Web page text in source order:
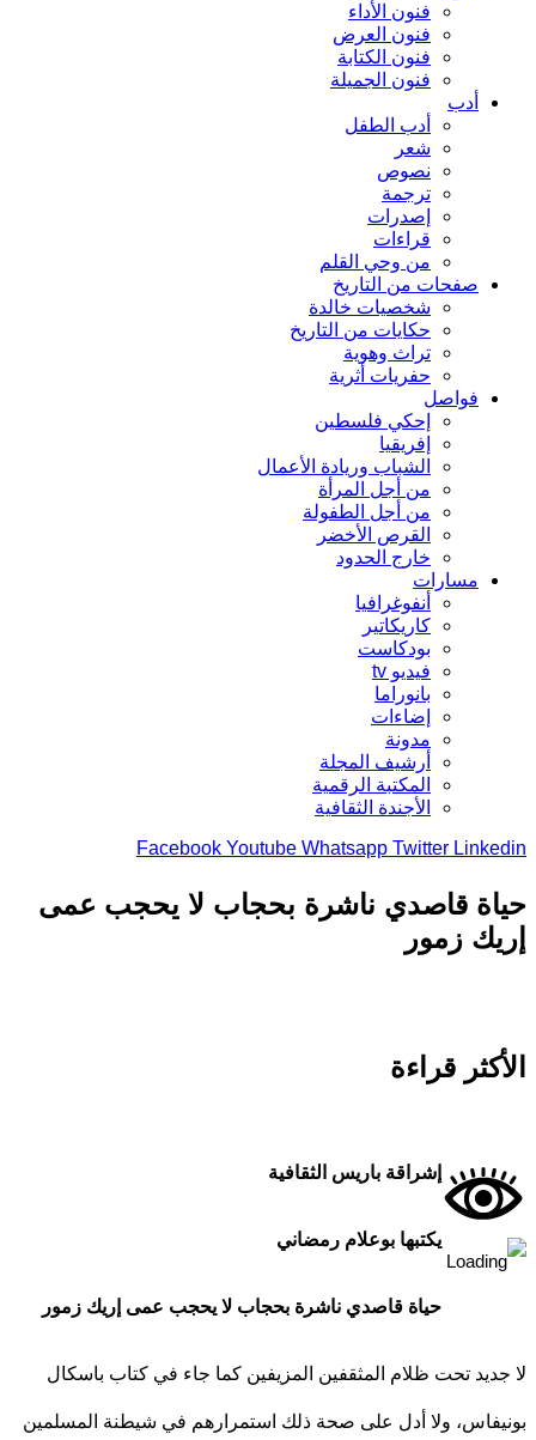
فنون الأداء
فنون العرض
فنون الكتابة
فنون الجميلة
أدب
أدب الطفل
شعر
نصوص
ترجمة
إصدرات
قراءات
من وحي القلم
صفحات من التاريخ
شخصيات خالدة
حكايات من التاريخ
تراث وهوية
حفريات أثرية
فواصل
إحكي فلسطين
إفريقيا
الشباب وريادة الأعمال
من أجل المرأة
من أجل الطفولة
القرص الأخضر
خارج الحدود
مسارات
أنفوغرافيا
كاريكاتير
بودكاست
فيديو tv
بانوراما
إضاءات
مدونة
أرشيف المجلة
المكتبة الرقمية
الأجندة الثقافية
Facebook Youtube Whatsapp Twitter
قاصدي ناشرة بحجاب لا يحجب عمى
زمور
قراءة
إشراقة باريس الثقافية
يكتبها بوعلام رمضاني
حياة قاصدي ناشرة بحجاب لا يحجب عمى إريك زمور
تحت ظلام المثقفين المزيفين كما جاء في كتاب باسكال
ولا أدل على صحة ذلك استمرارهم في شيطنة المسلمين